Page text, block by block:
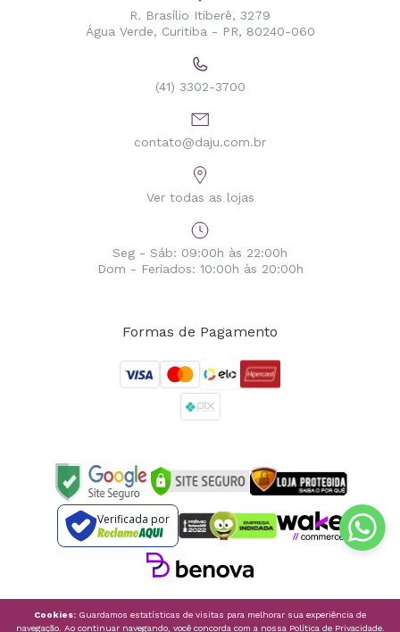
R. Brasílio Itiberê, 3279
Água Verde, Curitiba - PR, 80240-060
(41) 3302-3700
contato@daju.com.br
Ver todas as lojas
Seg - Sáb: 09:00h às 22:00h
Dom - Feriados: 10:00h às 20:00h
Formas de Pagamento
Verificada por
Cookies: Guardamos estatísticas de visitas para melhorar sua experiência de
navegação. Ao continuar navegando, você concorda com a nossa Política de Privacidade.